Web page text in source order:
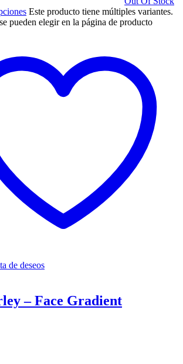
Este producto tiene múltiples variantes.
pueden elegir en la página de producto
de deseos
– Face Gradient